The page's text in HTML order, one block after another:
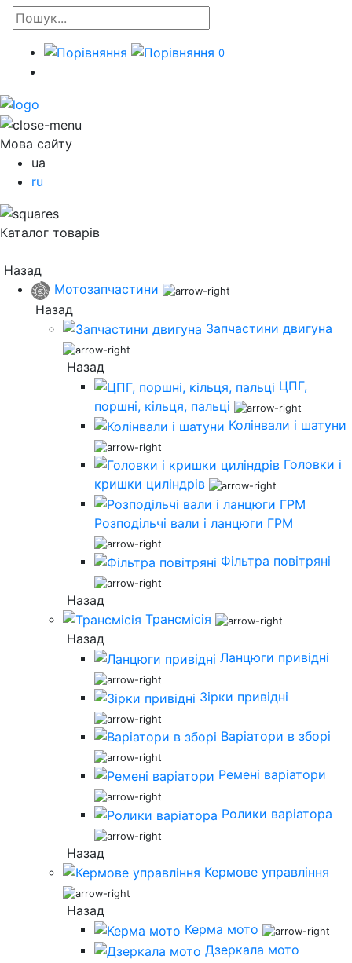
0
Мова сайту
ua
ru
Каталог товарів
Назад
Мотозапчастини
Назад
Запчастини двигуна
Назад
ЦПГ,
поршні, кільця, пальці
Колінвали і шатуни
Головки і
кришки циліндрів
Розподільчі вали і ланцюги ГРМ
Фільтра повітряні
Назад
Трансмісія
Назад
Ланцюги привідні
Зірки привідні
Варіатори в зборі
Ремені варіатори
Ролики варіатора
Назад
Кермове управління
Назад
Керма мото
Дзеркала мото